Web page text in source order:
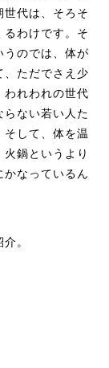
世代は、そろそ
わけです。そ
うのでは、体が
、ただでさえ少
われわれの世代
ない若い人た
して、体を温
鍋というより
なっているん
。